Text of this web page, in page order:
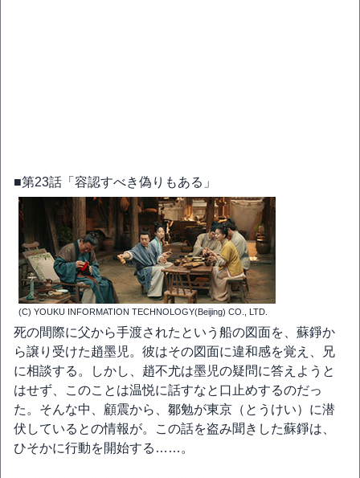
■第23話「容認すべき偽りもある」
(C) YOUKU INFORMATION TECHNOLOGY(Beijing) CO., LTD.
死の間際に父から手渡されたという船の図面を、蘇錚か
ら譲り受けた趙墨児。彼はその図面に違和感を覚え、兄
に相談する。しかし、趙不尤は墨児の疑問に答えようと
はせず、このことは温悦に話すなと口止めするのだっ
た。そんな中、顧震から、鄒勉が東京（とうけい）に潜
伏しているとの情報が。この話を盗み聞きした蘇錚は、
ひそかに行動を開始する……。